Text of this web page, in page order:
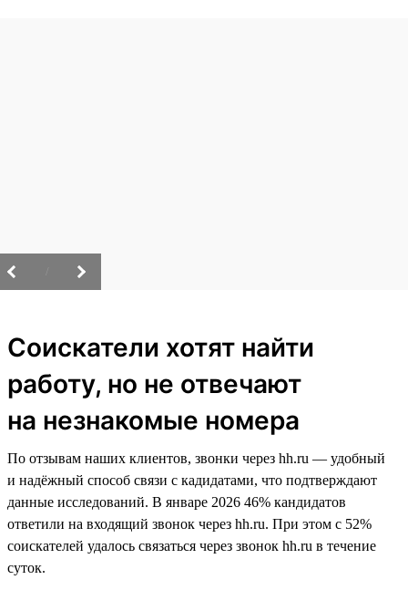
Соискатели хотят найти
работу, но не отвечают
на незнакомые номера
По отзывам наших клиентов, звонки через hh.ru — удобный
и надёжный способ связи с кадидатами, что подтверждают
данные исследований. В январе 2026 46% кандидатов
ответили на входящий звонок через hh.ru. При этом с 52%
соискателей удалось связаться через звонок hh.ru в течение
суток.